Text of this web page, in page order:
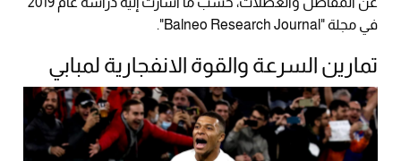
في مجلة "Balneo Research Journal".
تمارين السرعة والقوة الانفجارية لمبابي